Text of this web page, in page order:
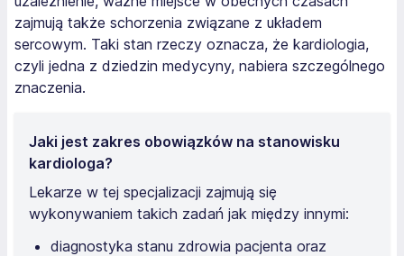
zajmują także schorzenia związane z układem
sercowym. Taki stan rzeczy oznacza, że kardiologia,
czyli jedna z dziedzin medycyny, nabiera szczególnego
znaczenia.
Jaki jest zakres obowiązków na stanowisku
kardiologa?
Lekarze w tej specjalizacji zajmują się
wykonywaniem takich zadań jak między innymi:
diagnostyka stanu zdrowia pacjenta oraz